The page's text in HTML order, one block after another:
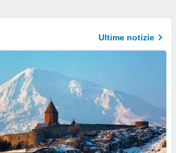
Ultime notizie